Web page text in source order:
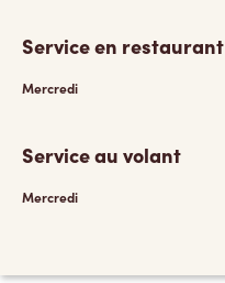
Service en restaurant
Mercredi
Service au volant
Mercredi